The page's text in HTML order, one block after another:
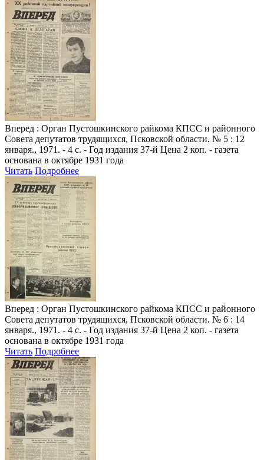
Вперед : Орган Пустошкинского райкома КПСС и районного
Совета депутатов трудящихся, Псковской области. № 5 : 12
января., 1971. - 4 с. - Год издания 37-й Цена 2 коп. - газета
основана в октябре 1931 года
Читать Подробнее
Вперед : Орган Пустошкинского райкома КПСС и районного
Совета депутатов трудящихся, Псковской области. № 6 : 14
января., 1971. - 4 с. - Год издания 37-й Цена 2 коп. - газета
основана в октябре 1931 года
Читать Подробнее